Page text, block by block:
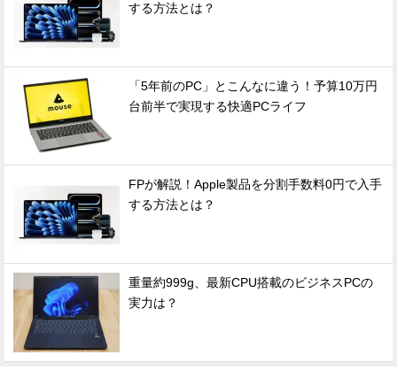
する方法とは？
「5年前のPC」とこんなに違う！予算10万円
台前半で実現する快適PCライフ
FPが解説！Apple製品を分割手数料0円で入手
する方法とは？
重量約999g、最新CPU搭載のビジネスPCの
実力は？